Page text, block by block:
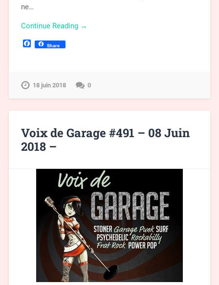
ne…
Continue Reading →
Facebook
Share
18 juin 2018 0
Voix de Garage #491 – 08 Juin
2018 –